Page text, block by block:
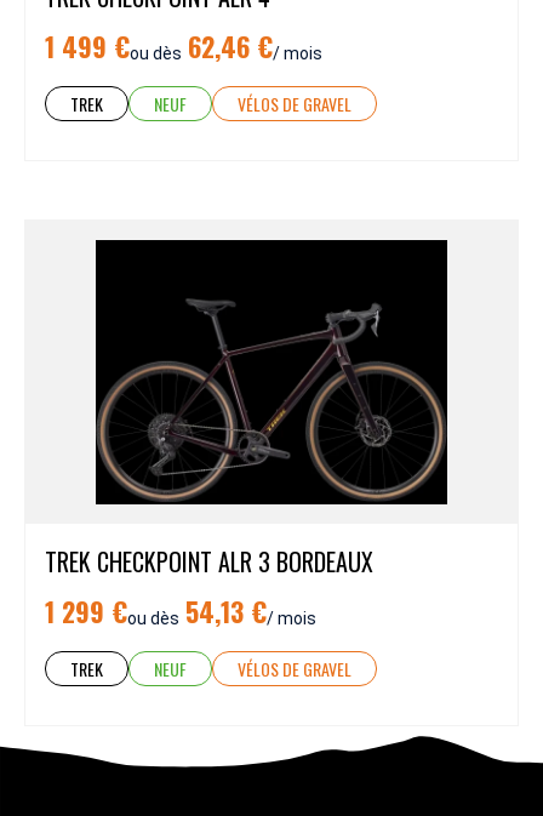
1 499 €ou dès 62,46 €/ mois
TREK NEUF VÉLOS DE GRAVEL
TREK CHECKPOINT ALR 3 BORDEAUX
1 299 €ou dès 54,13 €/ mois
TREK NEUF VÉLOS DE GRAVEL